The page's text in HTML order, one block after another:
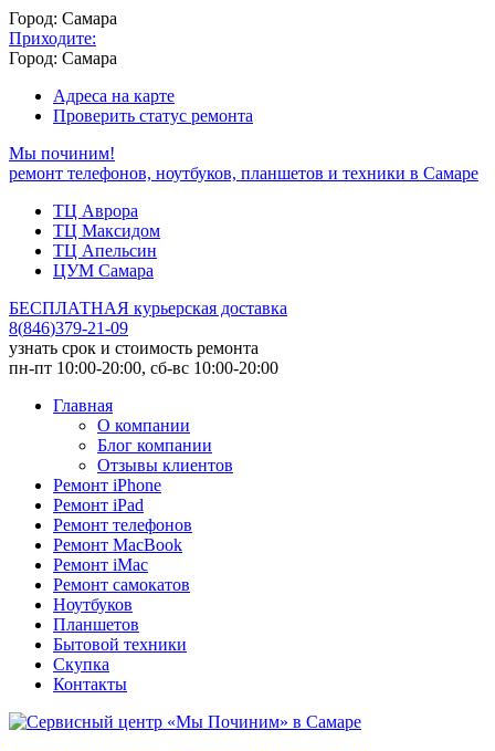
Город: Самара
Приходите:
Город: Самара
Адреса на карте
Проверить статус ремонта
Мы починим!
ремонт телефонов, ноутбуков, планшетов и техники в Самаре
ТЦ Аврора
ТЦ Максидом
ТЦ Апельсин
ЦУМ Самара
БЕСПЛАТНАЯ курьерская доставка
8(846)379-21-09
узнать срок и стоимость ремонта
пн-пт 10:00-20:00, сб-вс 10:00-20:00
Главная
О компании
Блог компании
Отзывы клиентов
Ремонт iPhone
Ремонт iPad
Ремонт телефонов
Ремонт MacBook
Ремонт iMac
Ремонт самокатов
Ноутбуков
Планшетов
Бытовой техники
Скупка
Контакты